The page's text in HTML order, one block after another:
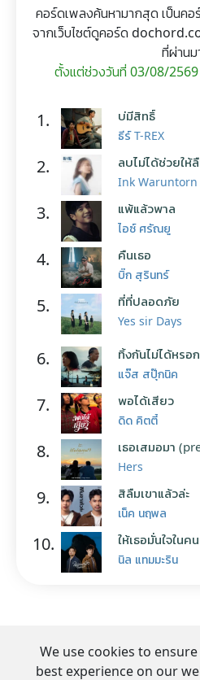
คอร์ดเพลงค้นหามากสุด เป็นค
จากเว็บไซต์ดูคอร์ด
ที่ผ่านม
ตั้งแต่ช่วงวันที่ 03/08/
1. บ่มีสิทธิ์
ธีร์ T-REX
2. ลบไม่ได้ช่วยให้
Ink Waruntorn
3. แพ้แล้วพาล
ไอซ์ ศรัณยู
4. คืนเธอ
บิ๊ก สุรินทร์
5. ที่ที่ปลอดภัย
Yes sir Days
6. ทิ้งกันไม่ได้หรอก
แจ๊ส สปุ๊กนิค
7. พอได้เสียว
ดิด คิตตี้
8. เธอเสมอมา
Hers
9. สิลืมเขาแล้วล่ะ
เน็ค นฤพล
10. ให้เธอมั่นใจในค
นิล แทมมะริน
We use cookies to
best experience on our